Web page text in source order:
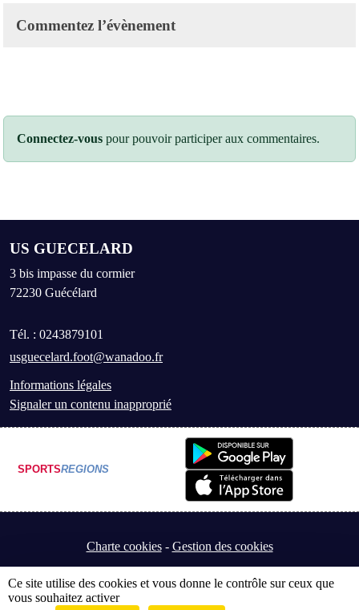
Commentez l’évènement
Connectez-vous pour pouvoir participer aux commentaires.
US GUECELARD
3 bis impasse du cormier
72230 Guécélard
Tél. : 0243879101
usguecelard.foot@wanadoo.fr
Informations légales
Signaler un contenu inapproprié
SPORTSREGIONS
Charte cookies Gestion des cookies
Ce site utilise des cookies et vous donne le contrôle sur ceux que
vous souhaitez activer